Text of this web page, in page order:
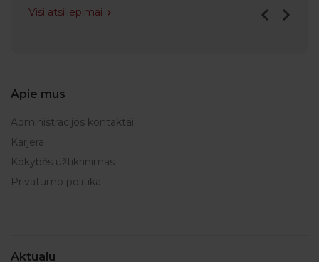
Visi atsiliepimai
Apie mus
Administracijos kontaktai
Karjera
Kokybės užtikrinimas
Privatumo politika
Aktualu